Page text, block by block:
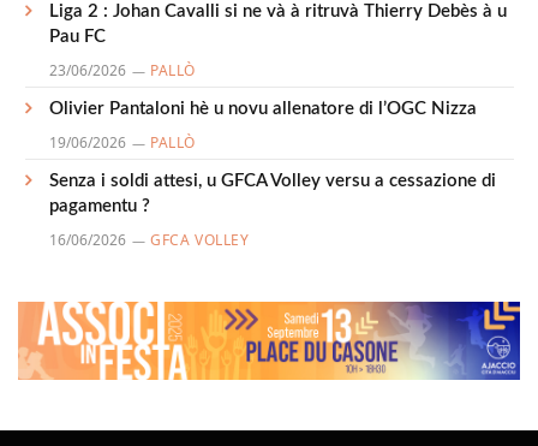
Liga 2 : Johan Cavalli si ne và à ritruvà Thierry Debès à u
Pau FC
23/06/2026 PALLÒ
Olivier Pantaloni hè u novu allenatore di l’OGC Nizza
19/06/2026 PALLÒ
Senza i soldi attesi, u GFCA Volley versu a cessazione di
pagamentu ?
16/06/2026 GFCA VOLLEY